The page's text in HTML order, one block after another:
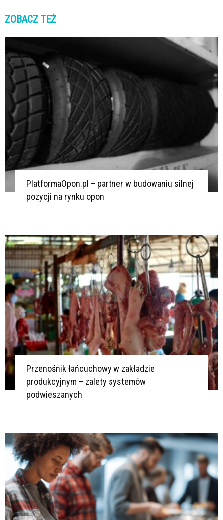
ZOBACZ TEŻ
PlatformaOpon.pl – partner w budowaniu silnej
pozycji na rynku opon
Przenośnik łańcuchowy w zakładzie
produkcyjnym – zalety systemów
podwieszanych